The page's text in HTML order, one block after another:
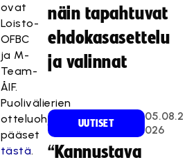
ovat
Loisto-
OFBC
ja M-
Team-
ÅIF.
Puolivälierien
otteluohjelmaan
pääset
tästä.
näin tapahtuvat
ehdokasasettelu
ja valinnat
UUTISET
05.08.2
026
“Kannustava